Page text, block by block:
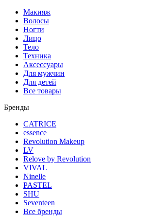
Макияж
Волосы
Ногти
Лицо
Тело
Техника
Аксессуары
Для мужчин
Для детей
Все товары
Бренды
CATRICE
essence
Revolution Makeup
LV
Relove by Revolution
VIVAL
Ninelle
PASTEL
SHU
Seventeen
Все бренды